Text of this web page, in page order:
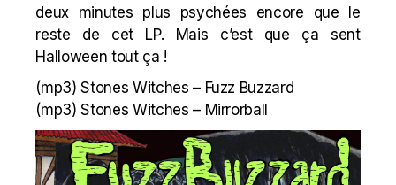
deux minutes plus psychées encore que le
reste de cet LP. Mais c’est que ça sent
Halloween tout ça !
(mp3)Stones Witches – Fuzz Buzzard
(mp3)Stones Witches – Mirrorball